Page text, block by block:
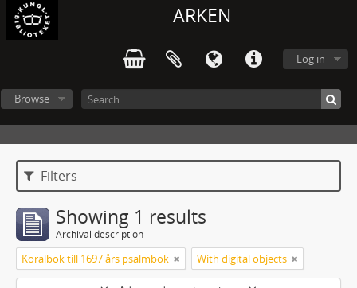
ARKEN
Log in
Browse
Filters
Showing 1 results
Archival description
Koralbok till 1697 års psalmbok With digital objects